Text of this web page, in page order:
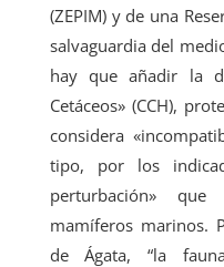
(ZEPIM) y de una
salvaguardia del
hay que añadir la
Cetáceos» (CCH),
considera
tipo, por los
perturbación»
mamíferos marinos.
de Ágata, “la